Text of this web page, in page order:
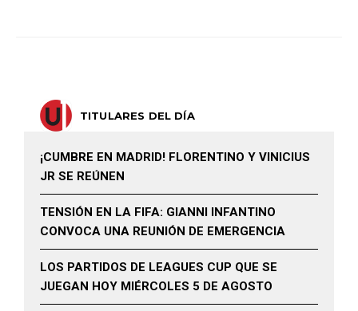
TITULARES DEL DÍA
¡CUMBRE EN MADRID! FLORENTINO Y VINICIUS
JR SE REÚNEN
TENSIÓN EN LA FIFA: GIANNI INFANTINO
CONVOCA UNA REUNIÓN DE EMERGENCIA
LOS PARTIDOS DE LEAGUES CUP QUE SE
JUEGAN HOY MIÉRCOLES 5 DE AGOSTO